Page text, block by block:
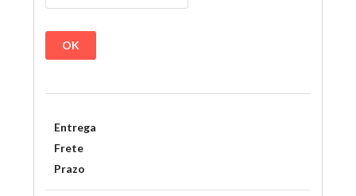
OK
Entrega
Frete
Prazo